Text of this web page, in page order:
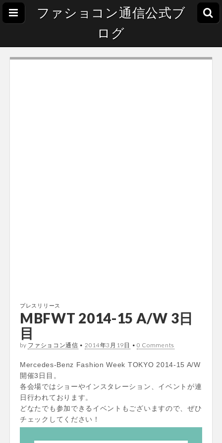
ファショコン通信公式ブ
ログ
プレスリリース
MBFWT 2014-15 A/W 3日
目
by ファショコン通信 • 2014年3月19日 • 0 Comments
Mercedes-Benz Fashion Week TOKYO 2014-15 A/W
開催3日目。
各会場ではショーやインスタレーション、イベントが連
日行われております。
どなたでも参加できるイベントもございますので、ぜひ
チェックしてください！